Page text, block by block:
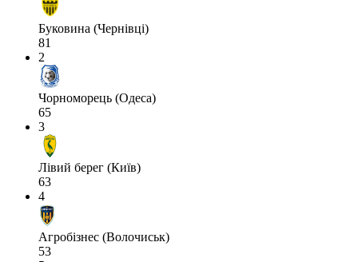
Буковина (Чернівці)
81
2
Чорноморець (Одеса)
65
3
Лівий берег (Київ)
63
4
Агробізнес (Волочиськ)
53